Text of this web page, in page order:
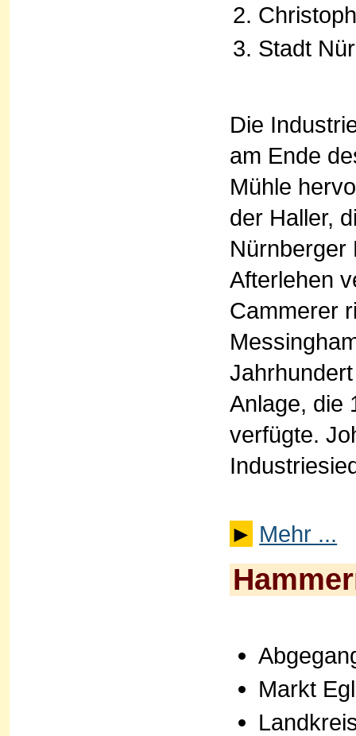
Stadt
Die
am Ende
Mühle
der Haller,
Nürnberger
Afterlehen
Cammerer
Anlage, die
verfügte.
► Mehr ...
Markt